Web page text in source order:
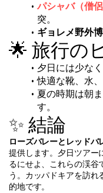
パシャバ（僧侶
突。
ギョレメ野外
🌟 旅行の
夕日には少な
快適な靴、水
夏の時期は朝
す。
✨ 結論
ローズバレーとレッドバ
提供します。夕日ツアー
るにせよ、これらの渓谷
う。カッパドキアを訪れ
的地です。